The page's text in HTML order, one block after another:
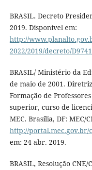
BRASIL. Decreto
2019. Disponível em:
http://
2022/2019/decreto/
BRASIL/ Ministério da
de maio de 2001.
Formação de
superior, curso de
MEC. Brasília, DF: MEC/
http://portal.mec.gov.br/
em: 24 abr. 2019.
BRASIL, Resolução